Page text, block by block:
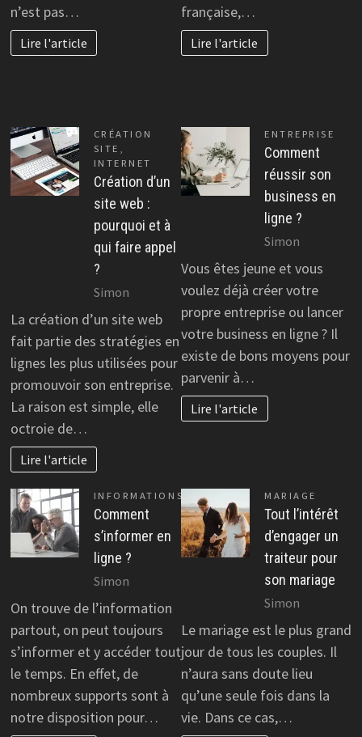
n’est pas…
Lire l'article
française,…
Lire l'article
CRÉATION
SITE ,
INTERNET
Création d’un
site web :
pourquoi et à
qui faire appel
?
Simon
La création d’un site web
fait partie des stratégies en
lignes les plus utilisées pour
promouvoir son entreprise.
La raison est simple, elle
octroie de…
Lire l'article
ENTREPRISE
Comment
réussir son
business en
ligne ?
Simon
Vous êtes jeune et vous
voulez déjà créer votre
propre entreprise ou lancer
votre business en ligne ? Il
existe de bons moyens pour
parvenir à…
Lire l'article
INFORMATIONS
Comment
s’informer en
ligne ?
Simon
On trouve de l’information
partout, on peut toujours
s’informer et y accéder tout
le temps. En effet, de
nombreux supports sont à
notre disposition pour…
MARIAGE
Tout l’intérêt
d’engager un
traiteur pour
son mariage
Simon
Le mariage est le plus grand
jour de tous les couples. Il
n’aura sans doute lieu
qu’une seule fois dans la
vie. Dans ce cas,…